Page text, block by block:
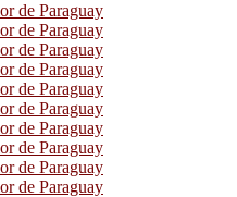
de Paraguay
de Paraguay
de Paraguay
de Paraguay
de Paraguay
de Paraguay
de Paraguay
de Paraguay
de Paraguay
de Paraguay